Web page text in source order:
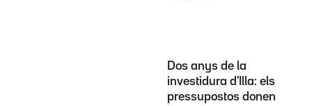
Dos anys de la
investidura d'Illa: els
pressupostos donen